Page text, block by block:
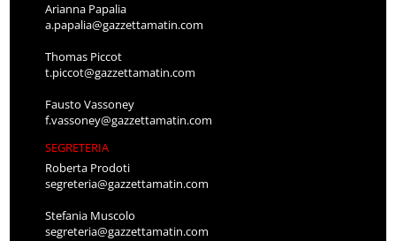
Arianna Papalia
a.papalia@gazzettamatin.com
Thomas Piccot
t.piccot@gazzettamatin.com
Fausto Vassoney
f.vassoney@gazzettamatin.com
SEGRETERIA
Roberta Prodoti
segreteria@gazzettamatin.com
Stefania Muscolo
segreteria@gazzettamatin.com